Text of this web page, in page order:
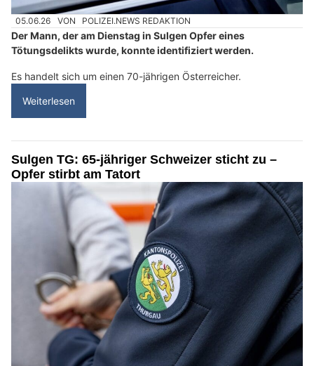
05.06.26 VON POLIZEI.NEWS REDAKTION
Der Mann, der am Dienstag in Sulgen Opfer eines
Tötungsdelikts wurde, konnte identifiziert werden.
Es handelt sich um einen 70-jährigen Österreicher.
Weiterlesen
Sulgen TG: 65-jähriger Schweizer sticht zu –
Opfer stirbt am Tatort